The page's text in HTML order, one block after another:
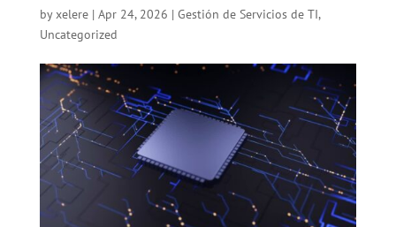
byxelere| Apr 24, 2026 | Gestión de Servicios de TI,
Uncategorized